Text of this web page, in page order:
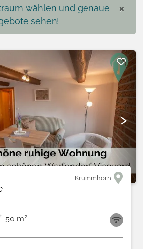
×
wählen und genaue
sehen!
›
Krummhörn
50 m2